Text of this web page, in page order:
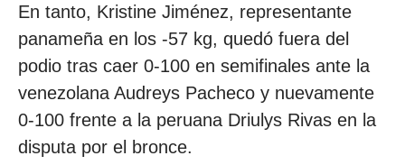
En tanto, Kristine Jiménez, representante
panameña en los -57 kg, quedó fuera del
podio tras caer 0-100 en semifinales ante la
venezolana Audreys Pacheco y nuevamente
0-100 frente a la peruana Driulys Rivas en la
disputa por el bronce.